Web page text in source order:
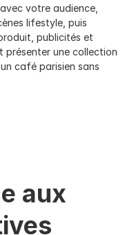
votre audience,
lifestyle, puis
publicités et
présenter une collection
café parisien sans
aux